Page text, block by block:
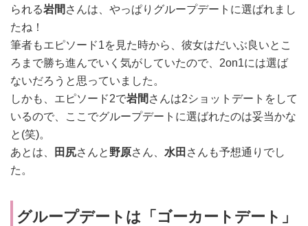
られる岩間 さんは、やっぱりグループデートに選ばれまし
たね！
筆者もエピソード1を見た時から、彼女はだいぶ良いとこ
ろまで勝ち進んでいく気がしていたので、2on1には選ば
ないだろうと思っていました。
しかも、エピソード2で岩間 さんは2ショットデートをして
いるので、ここでグループデートに選ばれたのは妥当かな
と(笑)。
あとは、
田尻さんと 野原さん、 水田 さんも予想通りでし
た。
グループデートは「ゴーカートデート」